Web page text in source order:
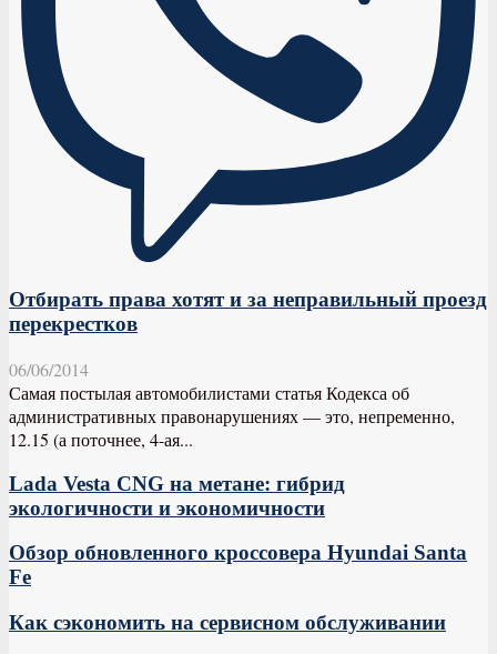
Отбирать права хотят и за неправильный проезд
перекрестков
06/06/2014
Самая постылая автомобилистами статья Кодекса об
административных правонарушениях — это, непременно,
12.15 (а поточнее, 4-ая...
Lada Vesta CNG на метане: гибрид
экологичности и экономичности
Обзор обновленного кроссовера Hyundai Santa
Fe
Как сэкономить на сервисном обслуживании